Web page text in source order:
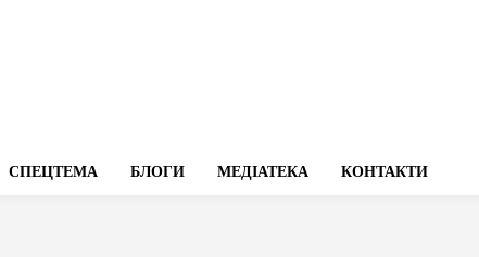
СПЕЦТЕМА БЛОГИ МЕДІАТЕКА КОНТАКТИ